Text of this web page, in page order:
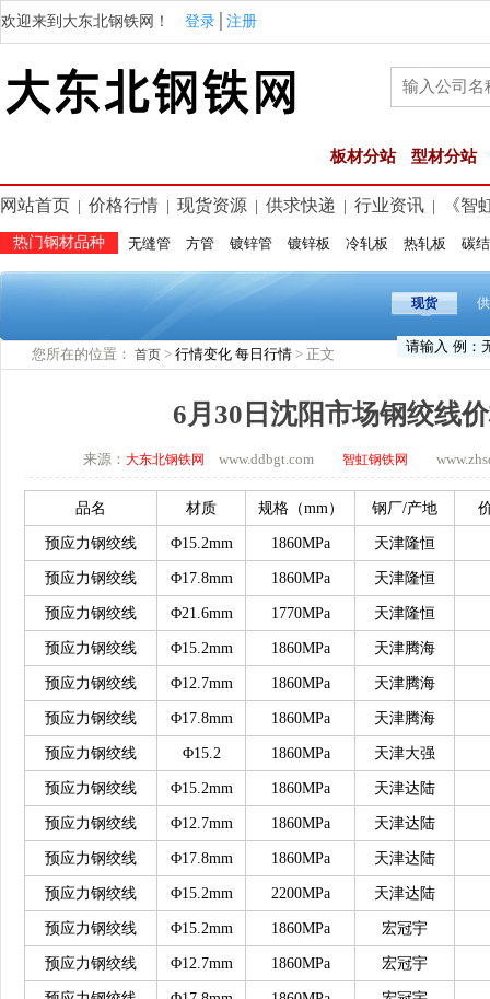
欢迎来到大东北钢铁网！ 登录 注册
板材分站 型材分站
网站首页 价格行情 现货资源 供求快递 行业资讯 《智
热门钢材品种 无缝管 方管 镀锌管 镀锌板 冷轧板 热轧板 碳
现货
您所在的位置： 首页 > 行情变化 每日行情 > 正文
6月30日沈阳市场钢绞线
来源： 大东北钢铁网 www.ddbgt.com 智虹钢铁网
品名 材质 规格（mm） 钢厂/产地
预应力钢绞线 Φ15.2mm 1860MPa 天津隆恒
预应力钢绞线 Φ17.8mm 1860MPa 天津隆恒
预应力钢绞线 Φ21.6mm 1770MPa 天津隆恒
预应力钢绞线 Φ15.2mm 1860MPa 天津腾海
预应力钢绞线 Φ12.7mm 1860MPa 天津腾海
预应力钢绞线 Φ17.8mm 1860MPa 天津腾海
预应力钢绞线 Φ15.2 1860MPa 天津大强
预应力钢绞线 Φ15.2mm 1860MPa 天津达陆
预应力钢绞线 Φ12.7mm 1860MPa 天津达陆
预应力钢绞线 Φ17.8mm 1860MPa 天津达陆
预应力钢绞线 Φ15.2mm 2200MPa 天津达陆
预应力钢绞线 Φ15.2mm 1860MPa 宏冠宇
预应力钢绞线 Φ12.7mm 1860MPa 宏冠宇